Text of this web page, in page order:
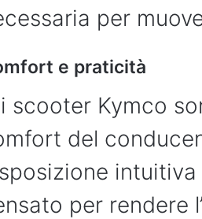
per
e praticità
scooter Kymco
del
per rendere